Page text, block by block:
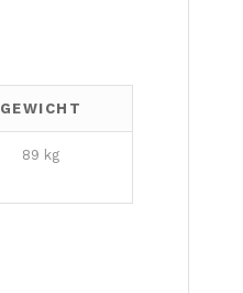
GEWICHT
89 kg